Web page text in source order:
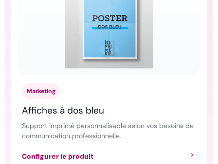
Marketing
Affiches à dos bleu
Support imprimé personnalisable selon vos besoins de
communication professionnelle.
Configurer le produit